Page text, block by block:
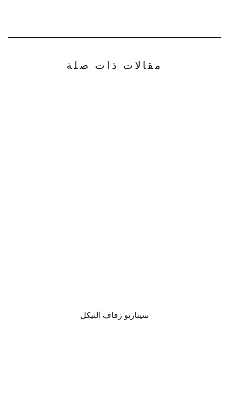
مقالات ذات صلة
سيناريو زفاف النيكل